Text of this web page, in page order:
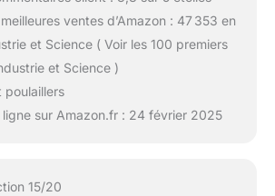
ventes d’Amazon : 47 353 en
et Science ( Voir les 100 premiers
et Science )
poulaillers
ligne sur Amazon.fr : 24 février 2025
15/20